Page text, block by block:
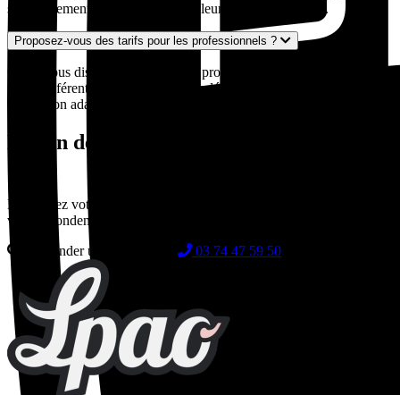
soigneusement sélectionnées pour leur qualité et leur état.
Proposez-vous des tarifs pour les professionnels ?
Oui ! Nous disposons d'un espace professionnel dédié avec des
tarifs préférentiels, un interlocuteur dédié, des devis express et une
facturation adaptée. Contactez-nous pour créer votre compte pro.
Besoin de Portes et accessoires d'occasion
?
Demandez votre devis gratuit en quelques secondes. Nos experts
vous répondent sous 24-48h.
Demander un devis gratuit
03 74 47 59 50